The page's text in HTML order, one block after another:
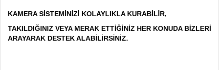
KAMERA SİSTEMİNİZİ KOLAYLIKLA KURABİLİR,
TAKILDIĞINIZ VEYA MERAK ETTİĞİNİZ HER KONUDA BİZLERİ
ARAYARAK DESTEK ALABİLİRSİNİZ.